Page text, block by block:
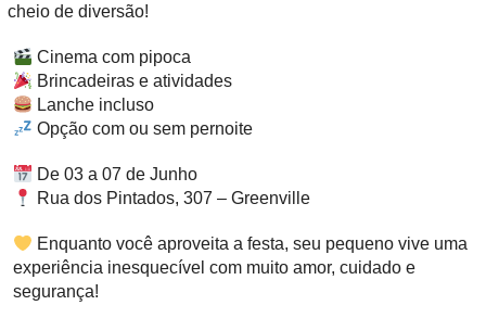
cheio de diversão!
Cinema com pipoca
Brincadeiras e atividades
Lanche incluso
Opção com ou sem pernoite
De 03 a 07 de Junho
Rua dos Pintados, 307 – Greenville
Enquanto você aproveita a festa, seu pequeno vive uma
experiência inesquecível com muito amor, cuidado e
segurança!